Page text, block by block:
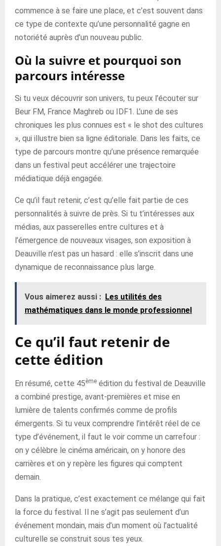
commence à se faire une place, et c’est souvent dans
ce type de contexte qu’une personnalité gagne en
notoriété auprès d’un nouveau public.
Où la suivre et pourquoi son
parcours intéresse
Si tu veux découvrir son univers, tu peux l’écouter sur
Beur FM, France Maghreb ou IDF1. L’une de ses
chroniques les plus connues est « le shot des cultures
», qui illustre bien sa ligne éditoriale. Dans les faits, ce
type de parcours montre qu’une présence remarquée
dans un festival peut accélérer une trajectoire
médiatique déjà engagée.
Ce qu’il faut retenir, c’est qu’elle fait partie de ces
personnalités à suivre de près. Si tu t’intéresses aux
médias, aux passerelles entre cultures et à
l’émergence de nouveaux visages, son exposition à
Deauville n’est pas un hasard : elle s’inscrit dans une
dynamique de reconnaissance plus large.
Vous aimerez aussi : Les utilités des
mathématiques dans le monde professionnel
Ce qu’il faut retenir de
cette édition
En résumé, cette 45ème édition du festival de Deauville
a combiné prestige, avant-premières et mise en
lumière de talents confirmés comme de profils
émergents. Si tu veux comprendre l’intérêt réel de ce
type d’événement, il faut le voir comme un carrefour :
on y célèbre le cinéma américain, on y honore des
carrières et on y repère les figures qui comptent
demain.
Dans la pratique, c’est exactement ce mélange qui fait
la force du festival. Il ne s’agit pas seulement d’un
événement mondain, mais d’un moment où l’actualité
culturelle se construit sous tes yeux.